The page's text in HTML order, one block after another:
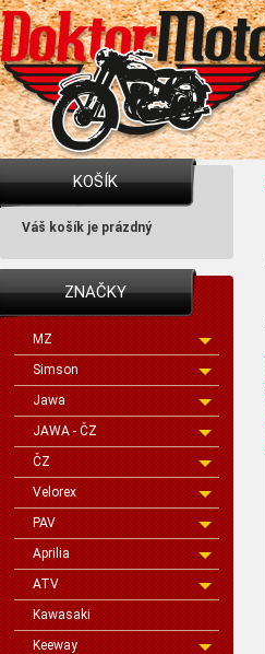
KOŠÍK
Váš košík je prázdný
ZNAČKY
MZ
Simson
Jawa
JAWA - ČZ
ČZ
Velorex
PAV
Aprilia
ATV
Kawasaki
Keeway